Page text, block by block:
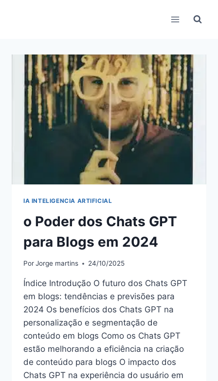
IA INTELIGENCIA ARTIFICIAL
o Poder dos Chats GPT
para Blogs em 2024
PorJorge martins 24/10/2025
Índice Introdução O futuro dos Chats GPT
em blogs: tendências e previsões para
2024 Os benefícios dos Chats GPT na
personalização e segmentação de
conteúdo em blogs Como os Chats GPT
estão melhorando a eficiência na criação
de conteúdo para blogs O impacto dos
Chats GPT na experiência do usuário em